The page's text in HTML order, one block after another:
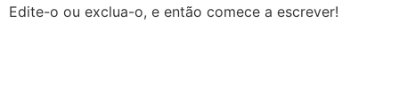
Edite-o ou exclua-o, e então comece a escrever!